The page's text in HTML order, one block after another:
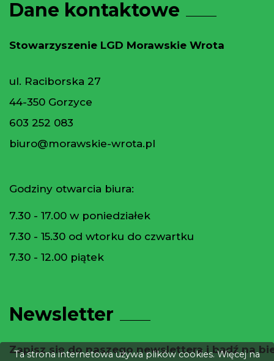
Dane kontaktowe
Stowarzyszenie LGD Morawskie Wrota
ul. Raciborska 27
44-350 Gorzyce
603 252 083
biuro@morawskie-wrota.pl
Godziny otwarcia biura:
7.30 - 17.00 w poniedziałek
7.30 - 15.30 od wtorku do czwartku
7.30 - 12.00 piątek
Newsletter
Zapisz się do naszego newslettera i bądź na
Ta strona internetowa używa plików cookies. Więcej na